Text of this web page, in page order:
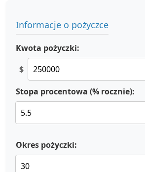
Informacje o pożyczce
Kwota pożyczki:
$
Stopa procentowa (% rocznie):
Okres pożyczki: